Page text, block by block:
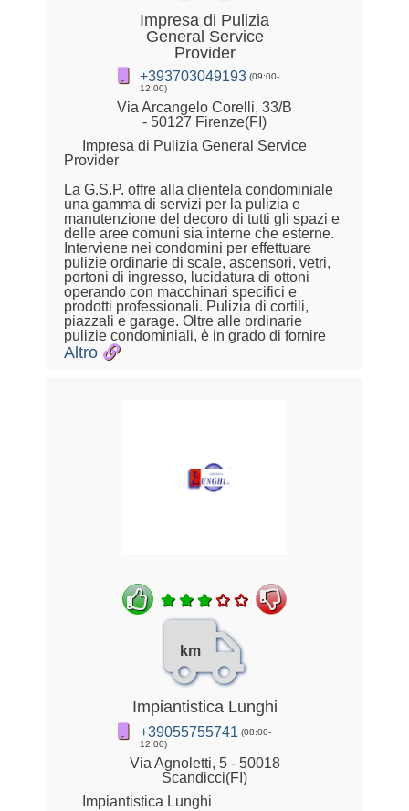
Impresa di Pulizia
General Service
Provider
+393703049193 (09:00-
12:00)
Via Arcangelo Corelli, 33/B
- 50127 Firenze(FI)
Impresa di Pulizia General Service
Provider
La G.S.P. offre alla clientela condominiale
una gamma di servizi per la pulizia e
manutenzione del decoro di tutti gli spazi e
delle aree comuni sia interne che esterne.
Interviene nei condomini per effettuare
pulizie ordinarie di scale, ascensori, vetri,
portoni di ingresso, lucidatura di ottoni
operando con macchinari specifici e
prodotti professionali. Pulizia di cortili,
piazzali e garage. Oltre alle ordinarie
pulizie condominiali, è in grado di fornire
Altro
km
Impiantistica Lunghi
+39055755741 (08:00-
12:00)
Via Agnoletti, 5 - 50018
Scandicci(FI)
Impiantistica Lunghi